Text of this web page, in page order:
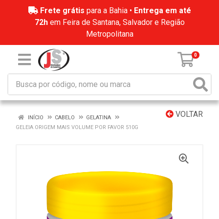
Frete grátis para a Bahia • Entrega em até
72hem Feira de Santana, Salvador e Região
Metropolitana
0
VOLTAR
INÍCIO CABELO
GELATINA
GELEIA ORIGEM MAIS VOLUME POR FAVOR 510G